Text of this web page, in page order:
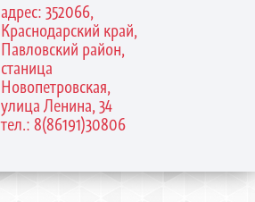
адрес: 352066,
Краснодарский край,
Павловский район,
станица
Новопетровская,
улица Ленина, 34
тел.: 8(86191)30806